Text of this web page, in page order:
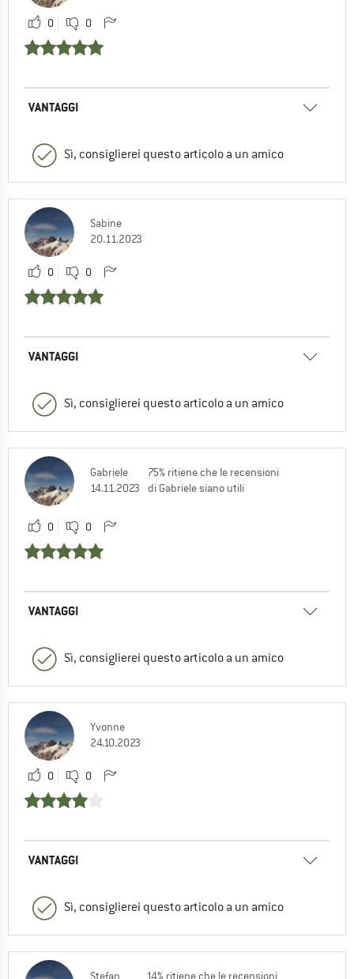
0 0
VANTAGGI
Sì, consiglierei questo articolo a un amico
Sabine
20.11.2023
0 0
VANTAGGI
Sì, consiglierei questo articolo a un amico
Gabriele
14.11.2023
75% ritiene che le recensioni
di Gabriele siano utili
0 0
VANTAGGI
Sì, consiglierei questo articolo a un amico
Yvonne
24.10.2023
0 0
VANTAGGI
Sì, consiglierei questo articolo a un amico
Stefan 14% ritiene che le recensioni